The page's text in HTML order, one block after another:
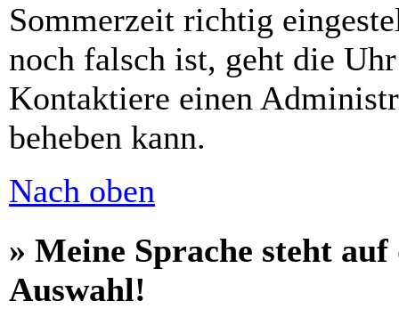
Sommerzeit richtig
noch falsch ist, geht die
Kontaktiere einen
beheben kann.
Nach oben
» Meine Sprache steht
Auswahl!